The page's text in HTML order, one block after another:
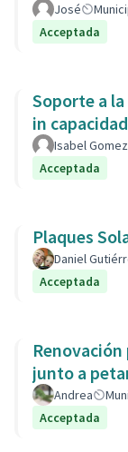
José
Acceptada
Soporte a la 4 Generación (gente mayor con
in
Isabel
Acceptada
Plaques
Daniel
Acceptada
junto a
Andrea
Acceptada